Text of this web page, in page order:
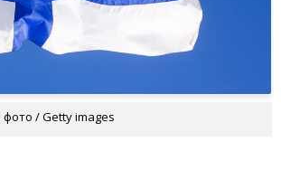
/ Getty images